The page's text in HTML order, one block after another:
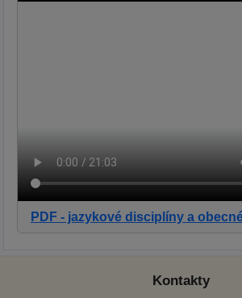
PDF - jazykové disciplíny a
Kontakty